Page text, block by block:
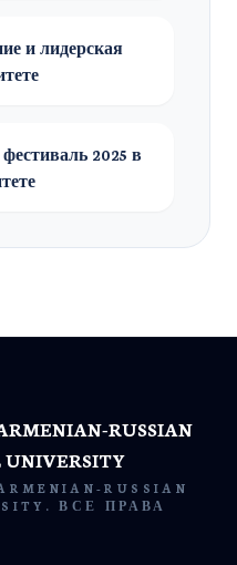
и лидерская
2025 в
RUSSIAN
RUSSIAN
ВСЕ ПРАВА